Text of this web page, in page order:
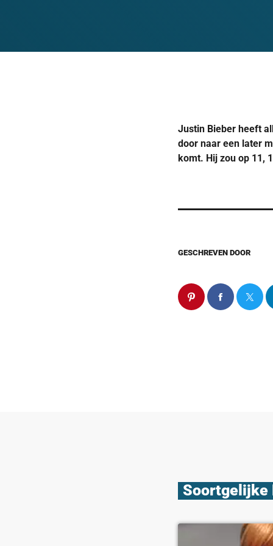
Justin Bieber heeft
door naar een later
komt. Hij zou op 11,
GESCHREVEN DOOR
Soortgelijke